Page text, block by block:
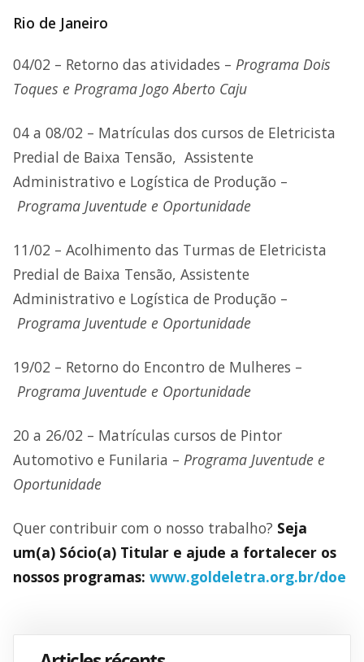
Rio de Janeiro
04/02 – Retorno das atividades – Programa Dois
Toques e Programa Jogo Aberto Caju
04 a 08/02 – Matrículas dos cursos de Eletricista
Predial de Baixa Tensão, Assistente
Administrativo e Logística de Produção –
Programa Juventude e Oportunidade
11/02 – Acolhimento das Turmas de Eletricista
Predial de Baixa Tensão, Assistente
Administrativo e Logística de Produção –
Programa Juventude e Oportunidade
19/02 – Retorno do Encontro de Mulheres –
Programa Juventude e Oportunidade
20 a 26/02 – Matrículas cursos de Pintor
Automotivo e Funilaria – Programa Juventude e
Oportunidade
Quer contribuir com o nosso trabalho? Seja
um(a) Sócio(a) Titular e ajude a fortalecer os
nossos programas: www.goldeletra.org.br/doe